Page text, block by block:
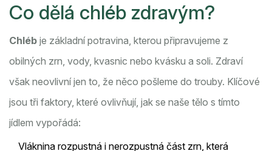
Co dělá chléb zdravým?
Chléb je základní potravina, kterou připravujeme z
obilných zrn, vody, kvasnic nebo kvásku a soli. Zdraví
však neovlivní jen to, že něco pošleme do trouby. Klíčové
jsou tři faktory, které ovlivňují, jak se naše tělo s tímto
jídlem vypořádá:
Vláknina rozpustná i nerozpustná část zrn, která